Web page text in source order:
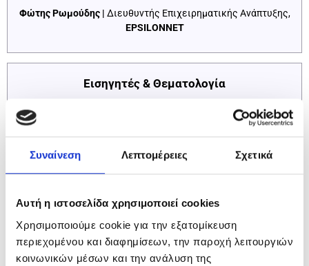
Συναίνεση Λεπτομέρειες Σχετικά
Αυτή η ιστοσελίδα χρησιμοποιεί cookies
Χρησιμοποιούμε cookie για την εξατομίκευση
περιεχομένου και διαφημίσεων, την παροχή λειτουργιών
κοινωνικών μέσων και την ανάλυση της
Φώτης Ρωμούδης | Διευθυντής Επιχειρηματικής Ανάπτυξης,
EPSILONNET
Εισηγητές & Θεματολογία
VK PREMIUM
Σύμβουλοι Ανάπτυξης Επιχειρήσεων
Περιγραφή των κύριων σημείων, των επιλέξιμων δαπανών και
____________
Ολοκληρωμένες ψηφιακές λύσεις του Ομίλου EPSILONNET για